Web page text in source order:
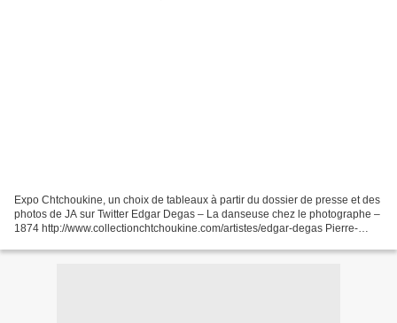
Expo Chtchoukine, un choix de tableaux à partir du dossier de presse et des
photos de JA sur Twitter Edgar Degas – La danseuse chez le photographe –
1874 http://www.collectionchtchoukine.com/artistes/edgar-degas Pierre-